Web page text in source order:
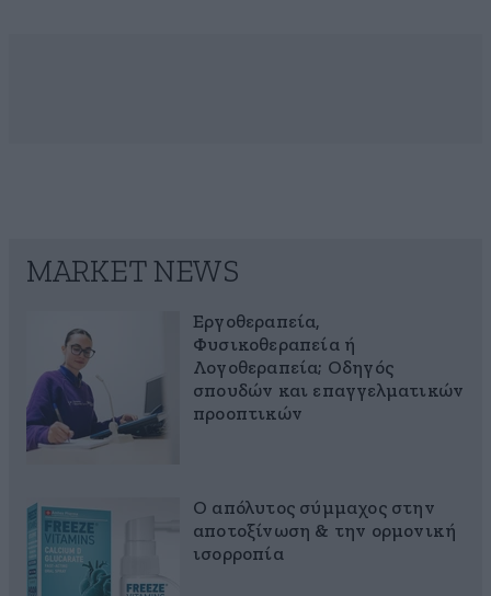
MARKET NEWS
Εργοθεραπεία,
Φυσικοθεραπεία ή
Λογοθεραπεία; Οδηγός
σπουδών και επαγγελματικών
προοπτικών
Ο απόλυτος σύμμαχος στην
αποτοξίνωση & την ορμονική
ισορροπία